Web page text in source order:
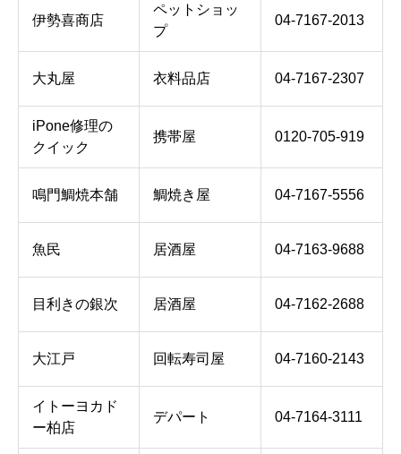
伊勢喜商店
ペットショッ
プ
04-7167-2013
大丸屋 衣料品店 04-7167-2307
iPone修理の
クイック
携帯屋 0120-705-919
鳴門鯛焼本舗 鯛焼き屋 04-7167-5556
魚民 居酒屋 04-7163-9688
目利きの銀次 居酒屋 04-7162-2688
大江戸 回転寿司屋 04-7160-2143
イトーヨカド
ー柏店
デパート 04-7164-3111